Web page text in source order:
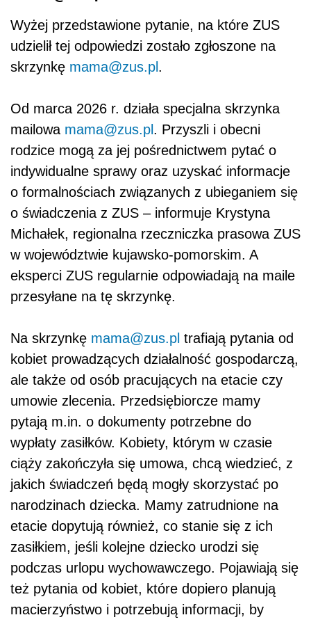
Wyżej przedstawione pytanie, na które ZUS
udzielił tej odpowiedzi zostało zgłoszone na
skrzynkę mama@zus.pl .
Od marca 2026 r. działa specjalna skrzynka
mailowa mama@zus.pl . Przyszli i obecni
rodzice mogą za jej pośrednictwem pytać o
indywidualne sprawy oraz uzyskać informacje
o formalnościach związanych z ubieganiem się
o świadczenia z ZUS – informuje Krystyna
Michałek, regionalna rzeczniczka prasowa ZUS
w województwie kujawsko-pomorskim. A
eksperci ZUS regularnie odpowiadają na maile
przesyłane na tę skrzynkę.
Na skrzynkę mama@zus.pl trafiają pytania od
kobiet prowadzących działalność gospodarczą,
ale także od osób pracujących na etacie czy
umowie zlecenia. Przedsiębiorcze mamy
pytają m.in. o dokumenty potrzebne do
wypłaty zasiłków. Kobiety, którym w czasie
ciąży zakończyła się umowa, chcą wiedzieć, z
jakich świadczeń będą mogły skorzystać po
narodzinach dziecka. Mamy zatrudnione na
etacie dopytują również, co stanie się z ich
zasiłkiem, jeśli kolejne dziecko urodzi się
podczas urlopu wychowawczego. Pojawiają się
też pytania od kobiet, które dopiero planują
macierzyństwo i potrzebują informacji, by